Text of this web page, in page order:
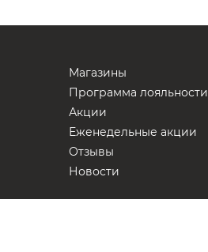
Магазины
Программа лояльности
Акции
Еженедельные акции
Отзывы
Новости